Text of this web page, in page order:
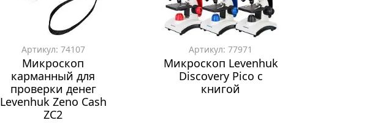
Артикул: 74107
Микроскоп
карманный для
проверки денег
Levenhuk Zeno Cash
ZC2
Артикул: 77971
Микроскоп Levenhuk
Discovery Pico с
книгой